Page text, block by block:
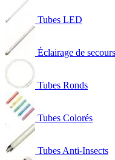
Tubes LED
Éclairage de secours
Tubes Ronds
Tubes Colorés
Tubes Anti-Insects